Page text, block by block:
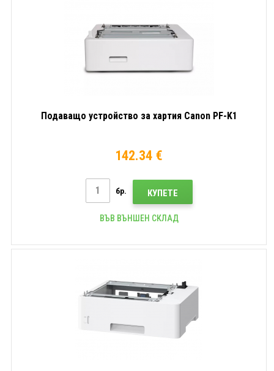
Подаващо устройство за хартия Canon PF-K1
142.34 €
бр. КУПЕТЕ
ВЪВ ВЪНШЕН СКЛАД